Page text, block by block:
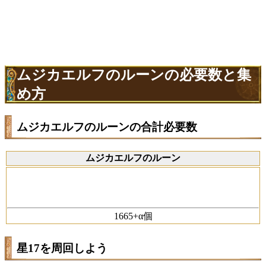
ムジカエルフのルーンの必要数と集
め方
ムジカエルフのルーンの合計必要数
ムジカエルフのルーン
1665+α個
星17を周回しよう